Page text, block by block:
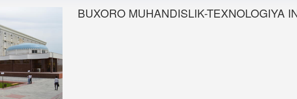
BUXORO MUHANDISLIK-TEXNOLOGIYA